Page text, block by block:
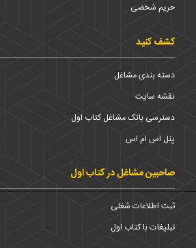
حریم شخضی
کشف کنید
دسته بندی مشاغل
نقشه سایت
دسترسی بانک مشاغل کتاب اول
پنل اس ام اس
صاحبین مشاغل در کتاب اول
ثبت اطلاعات شغلی
تبلیغات با کتاب اول